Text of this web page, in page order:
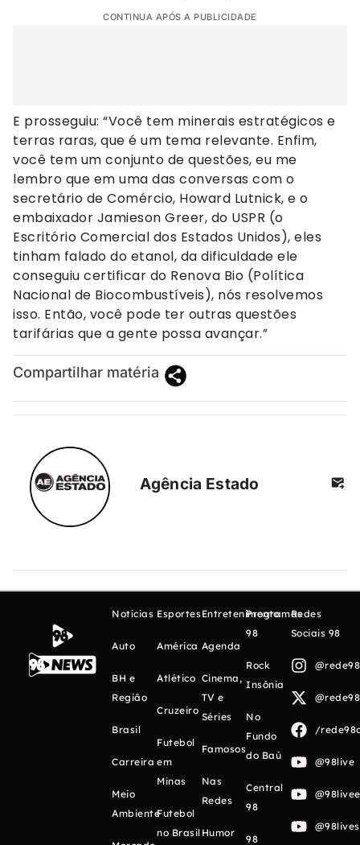
CONTINUA APÓS A PUBLICIDADE
E prosseguiu: “Você tem minerais estratégicos e
terras raras, que é um tema relevante. Enfim,
você tem um conjunto de questões, eu me
lembro que em uma das conversas com o
secretário de Comércio, Howard Lutnick, e o
embaixador Jamieson Greer, do USPR (o
Escritório Comercial dos Estados Unidos), eles
tinham falado do etanol, da dificuldade ele
conseguiu certificar do Renova Bio (Política
Nacional de Biocombustíveis), nós resolvemos
isso. Então, você pode ter outras questões
tarifárias que a gente possa avançar.”
Compartilhar matéria
Agência Estado
Notícias
Auto
BH e
Região
Brasil
Carreira
Meio
Ambiente
Esportes
América
Atlético
Cruzeiro
Futebol
em
Minas
Futebol
no Brasil
Entretenimento
Agenda
Cinema,
TV e
Séries
Famosos
Nas
Redes
Humor
Programas
98
Rock
Insônia
No
Fundo
do Baú
Central
98
98
Redes
Sociais 98
/
@98live